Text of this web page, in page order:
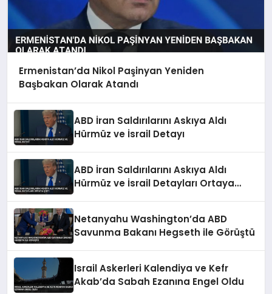
Ermenistan’da Nikol Paşinyan Yeniden
Başbakan Olarak Atandı
ABD İran Saldırılarını Askıya Aldı
Hürmüz ve İsrail Detayı
ABD İran Saldırılarını Askıya Aldı
Hürmüz ve İsrail Detayları Ortaya
Netanyahu Washington’da ABD
Savunma Bakanı Hegseth ile Görüştü
Israil Askerleri Kalendiya ve Kefr
Akab’da Sabah Ezanına Engel Oldu